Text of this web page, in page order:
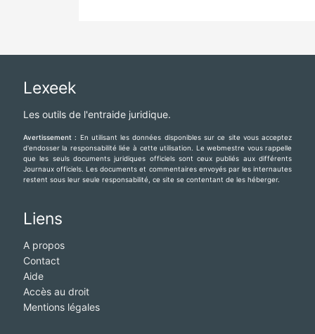
Lexeek
Les outils de l'entraide juridique.
Avertissement : En utilisant les données disponibles sur ce site vous acceptez
d'endosser la responsabilité liée à cette utilisation. Le webmestre vous rappelle
que les seuls documents juridiques officiels sont ceux publiés aux différents
Journaux officiels. Les documents et commentaires envoyés par les internautes
restent sous leur seule responsabilité, ce site se contentant de les héberger.
Liens
A propos
Contact
Aide
Accès au droit
Mentions légales